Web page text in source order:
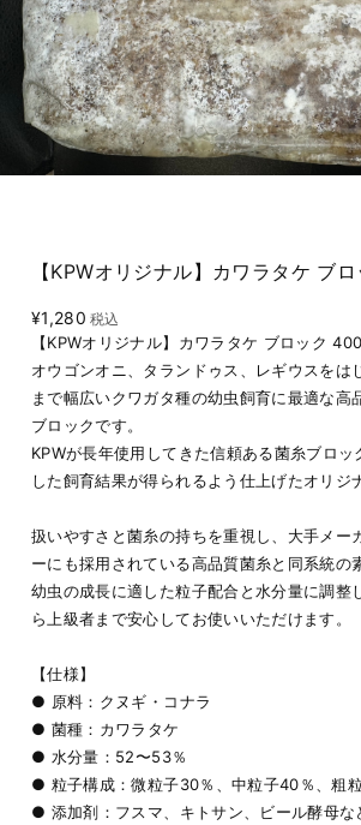
【KPWオリジナル】カワラタケ ブ
¥1,280 税込
【KPWオリジナル】カワラタケ ブロック
オウゴンオニ、タランドゥス、レギウスをは
まで幅広いクワガタ種の幼虫飼育に最適な高
ブロックです。
KPWが長年使用してきた信頼ある菌糸ブロッ
した飼育結果が得られるよう仕上げたオリジ
扱いやすさと菌糸の持ちを重視し、大手メー
ーにも採用されている高品質菌糸と同系統の
幼虫の成長に適した粒子配合と水分量に調整
ら上級者まで安心してお使いいただけます。
【仕様】
● 原料：クヌギ・コナラ
● 菌種：カワラタケ
● 水分量：52〜53％
● 粒子構成：微粒子30％、中粒子40％、粗
● 添加剤：フスマ、キトサン、ビール酵母な